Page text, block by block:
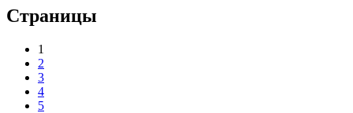
Страницы
1
2
3
4
5